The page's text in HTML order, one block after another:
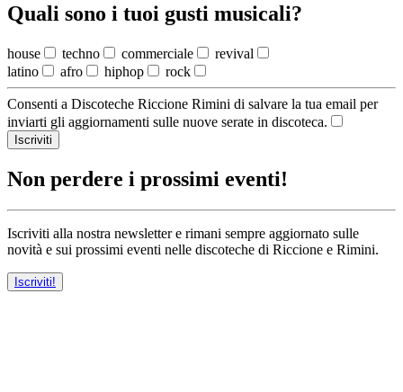
Quali sono i tuoi gusti musicali?
house techno commerciale
revival
latino
afro hiphop rock
Consenti a Discoteche Riccione Rimini di salvare la tua email per
inviarti gli aggiornamenti sulle nuove serate in discoteca.
Iscriviti
Non perdere i prossimi eventi!
Iscriviti alla nostra newsletter e rimani sempre aggiornato sulle
novità e sui prossimi eventi nelle discoteche di Riccione e Rimini.
Iscriviti!